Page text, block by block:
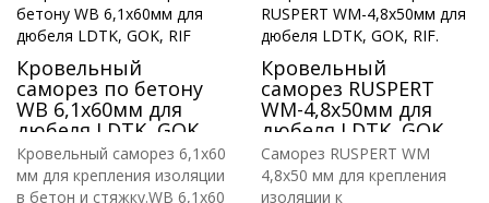
Кровельный
саморез по бетону
WB 6,1х60мм для
дюбеля LDTK, GOK,
RIF
Кровельный саморез 6,1х60
мм для крепления изоляции
в бетон и стяжку.WB 6,1х60
Кровельный
саморез RUSPERT
WM-4,8х50мм для
дюбеля LDTK, GOK,
RIF.
Саморез RUSPERT WM
4,8х50 мм для крепления
изоляции к